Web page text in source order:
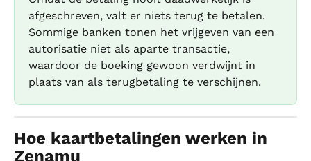
afgeschreven, valt er niets terug te betalen.
Sommige banken tonen het vrijgeven van een
autorisatie niet als aparte transactie,
waardoor de boeking gewoon verdwijnt in
plaats van als terugbetaling te verschijnen.
Hoe kaartbetalingen werken in
Zenamu